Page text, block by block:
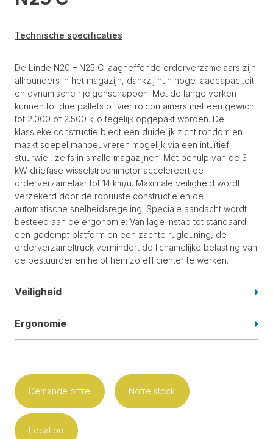
Technische specificaties
De Linde N20 – N25 C laagheffende orderverzamelaars zijn
allrounders in het magazijn, dankzij hun hoge laadcapaciteit
en dynamische rijeigenschappen. Met de lange vorken
kunnen tot drie pallets of vier rolcontainers met een gewicht
tot 2.000 of 2.500 kilo tegelijk opgepakt worden. De
klassieke constructie biedt een duidelijk zicht rondom en
maakt soepel manoeuvreren mogelijk via een intuïtief
stuurwiel, zelfs in smalle magazijnen. Met behulp van de 3
kW driefase wisselstroommotor accelereert de
orderverzamelaar tot 14 km/u. Maximale veiligheid wordt
verzekerd door de robuuste constructie en de
automatische snelheidsregeling. Speciale aandacht wordt
besteed aan de ergonomie: Van lage instap tot standaard
een gedempt platform en een zachte rugleuning, de
orderverzameltruck vermindert de lichamelijke belasting van
de bestuurder en helpt hem zo efficiënter te werken.
Veiligheid
Ergonomie
Demande offre Notre stock
Location